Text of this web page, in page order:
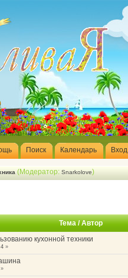
Поиск Календарь Вход
(Модератор: Snarkolove)
Тема/Автор
кухонной техники
4 »
»